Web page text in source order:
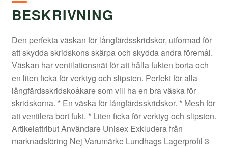
BESKRIVNING
Den perfekta väskan för långfärdsskridskor, utformad för
att skydda skridskons skärpa och skydda andra föremål.
Väskan har ventilationsnät för att hålla fukten borta och
en liten ficka för verktyg och slipsten. Perfekt för alla
långfärdsskridskoåkare som vill ha en bra väska för
skridskorna. * En väska för långfärdsskridskor. * Mesh för
att ventilera bort fukt. * Liten ficka för verktyg och slipsten.
Artikelattribut Användare Unisex Exkludera från
marknadsföring Nej Varumärke Lundhags Lagerprofil 3